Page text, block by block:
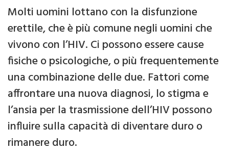
Molti uomini lottano con la disfunzione
erettile, che è più comune negli uomini che
vivono con l’HIV. Ci possono essere cause
fisiche o psicologiche, o più frequentemente
una combinazione delle due. Fattori come
affrontare una nuova diagnosi, lo stigma e
l’ansia per la trasmissione dell’HIV possono
influire sulla capacità di diventare duro o
rimanere duro.